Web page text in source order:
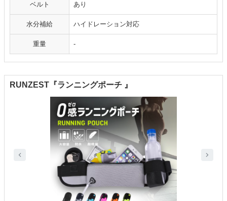
ベルト あり
水分補給 ハイドレーション対応
重量 -
RUNZEST『ランニングポーチ 』